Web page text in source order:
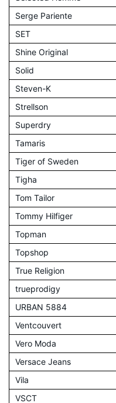
Serge Pariente
SET
Shine Original
Solid
Steven-K
Strellson
Superdry
Tamaris
Tiger of Sweden
Tigha
Tom Tailor
Tommy Hilfiger
Topman
Topshop
True Religion
trueprodigy
URBAN 5884
Ventcouvert
Vero Moda
Versace Jeans
Vila
VSCT